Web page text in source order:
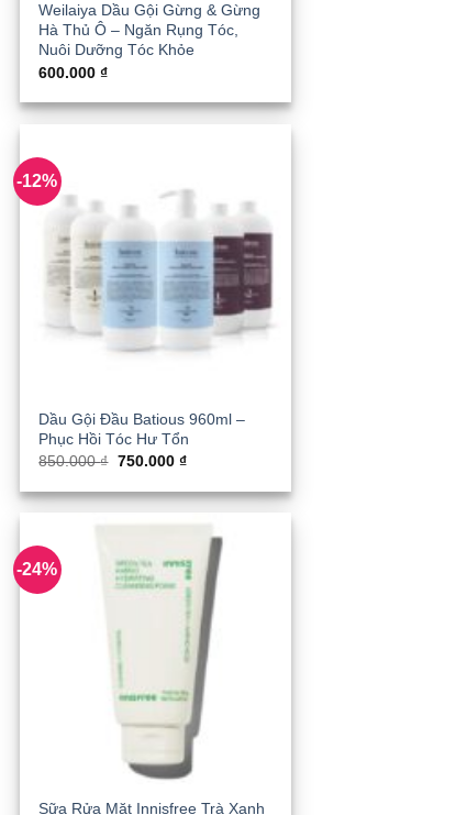
Weilaiya Dầu Gội Gừng & Gừng
Hà Thủ Ô – Ngăn Rụng Tóc,
Nuôi Dưỡng Tóc Khỏe
600.000₫
-12%
Dầu Gội Đầu Batious 960ml –
Phục Hồi Tóc Hư Tổn
850.000₫ Giá
là:
850.000 ₫.
750.000 ₫Giá
tại
là:
750.000 ₫.
-24%
Sữa Rửa Mặt Innisfree Trà Xanh